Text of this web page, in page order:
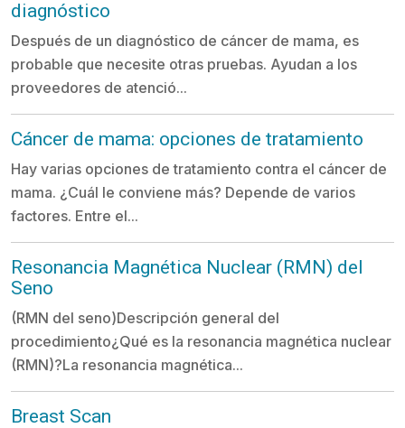
diagnóstico
Después de un diagnóstico de cáncer de mama, es
probable que necesite otras pruebas. Ayudan a los
proveedores de atenció...
Cáncer de mama: opciones de tratamiento
Hay varias opciones de tratamiento contra el cáncer de
mama. ¿Cuál le conviene más? Depende de varios
factores. Entre el...
Resonancia Magnética Nuclear (RMN) del
Seno
(RMN del seno)Descripción general del
procedimiento¿Qué es la resonancia magnética nuclear
(RMN)?La resonancia magnética...
Breast Scan